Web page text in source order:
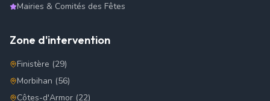
Mairies & Comités des Fêtes
Zone d'intervention
Finistère (29)
Morbihan (56)
Côtes-d'Armor (22)